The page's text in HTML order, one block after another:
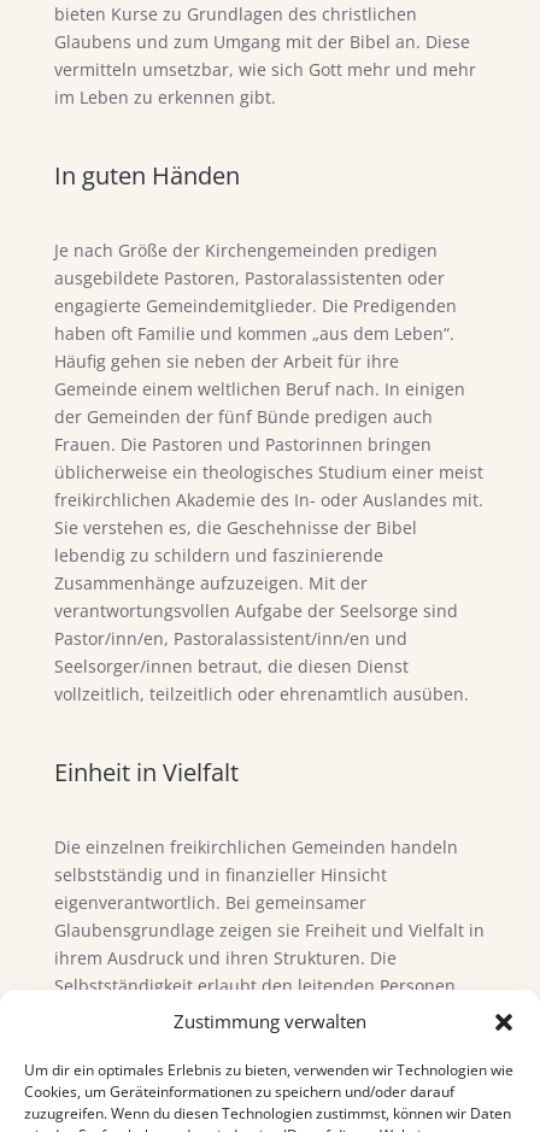
Zustimmung verwalten
Um dir ein optimales Erlebnis zu bieten, verwenden wir Technologien wie
Cookies, um Geräteinformationen zu speichern und/oder darauf
zuzugreifen. Wenn du diesen Technologien zustimmst, können wir Daten
bieten Kurse zu Grundlagen des christlichen
Glaubens und zum Umgang mit der Bibel an. Diese
vermitteln umsetzbar, wie sich Gott mehr und mehr
im Leben zu erkennen gibt.
In guten Händen
Je nach Größe der Kirchengemeinden predigen
ausgebildete Pastoren, Pastoralassistenten oder
engagierte Gemeindemitglieder. Die Predigenden
haben oft Familie und kommen „aus dem Leben“.
Häufig gehen sie neben der Arbeit für ihre
Gemeinde einem weltlichen Beruf nach. In einigen
der Gemeinden der fünf Bünde predigen auch
Frauen. Die Pastoren und Pastorinnen bringen
üblicherweise ein theologisches Studium einer meist
freikirchlichen Akademie des In- oder Auslandes mit.
Sie verstehen es, die Geschehnisse der Bibel
lebendig zu schildern und faszinierende
Zusammenhänge aufzuzeigen. Mit der
verantwortungsvollen Aufgabe der Seelsorge sind
Pastor/inn/en, Pastoralassistent/inn/en und
Seelsorger/innen betraut, die diesen Dienst
vollzeitlich, teilzeitlich oder ehrenamtlich ausüben.
Einheit in Vielfalt
Die einzelnen freikirchlichen Gemeinden handeln
selbstständig und in finanzieller Hinsicht
eigenverantwortlich. Bei gemeinsamer
Glaubensgrundlage zeigen sie Freiheit und Vielfalt in
ihrem Ausdruck und ihren Strukturen. Die
Selbstständigkeit erlaubt den leitenden Personen
entsprechende Beweglichkeit in der Gestaltung.
Kennzeichnend für die „Freikirchen in Österreich“ ist
neben der Vernetzung im eigenen Land die
Zusammenarbeit mit Kirchen und Organisationen
weltweit. Sie bringt Weiterentwicklung sowie die